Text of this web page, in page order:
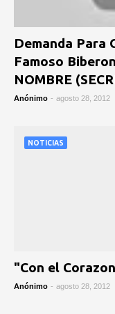
Demanda Para
Famoso
NOMBRE
Anónimo - agosto 28, 2012
NOTICIAS
"Con el
Anónimo - agosto 28, 2012